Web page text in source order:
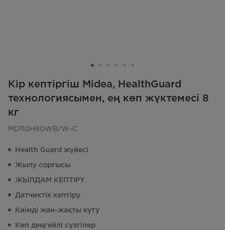
Кір кептіргіш Midea, HealthGuard
технологиясымен, ең көп жүктемесі 8
кг
MD110H80WB/W-C
Health Guard жүйесі
Жылу сорғысы
ЖЫЛДАМ КЕПТІРУ
Датчиктік кептіру
Киімді жан-жақты күту
Көп деңгейлі сүзгілер